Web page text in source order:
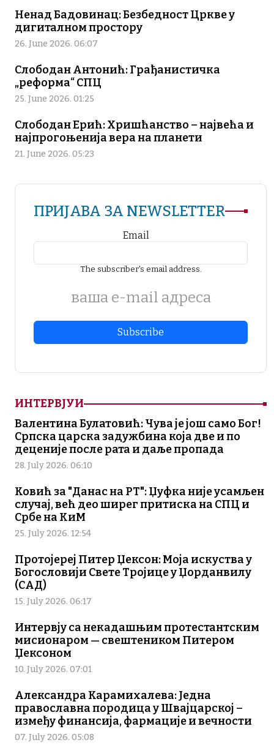
Ненад Бадовинац: Безбедност Цркве у
дигиталном простору
26. June 2026. 06:07
Слободан Антонић: Грађанистичка
„реформа“ СПЦ
25. June 2026. 01:25
Слободан Ерић: Хришћанство – највећа и
најпрогоњенија вера на планети
21. June 2026. 05:23
ПРИЈАВА ЗА NEWSLETTER
Email
The subscriber's email address.
ваша е-mail адреса
ИНТЕРВЈУИ
Валентина Булатовић: Чува је још само Бог!
Српска царска задужбина која две и по
деценије после рата и даље пропада
28. July 2026. 06:10
Ковић за "Данас на РТ": Џуфка није усамљен
случај, већ део ширег притиска на СПЦ и
Србе на КиМ
25. July 2026. 12:54
Протојереј Питер Џексон: Моја искуства у
Богословији Свете Тројице у Џорданвилу
(САД)
15. July 2026. 06:17
Интервју са некадашњим протестантским
мисионаром — свештеником Питером
Џексоном
10. July 2026. 07:01
Александра Карамихалева: Једна
православна породица у Швајцарској –
између финансија, фармације и вечности
07. July 2026. 05:08